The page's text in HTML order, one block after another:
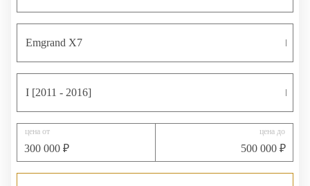
Emgrand X7
I [2011 - 2016]